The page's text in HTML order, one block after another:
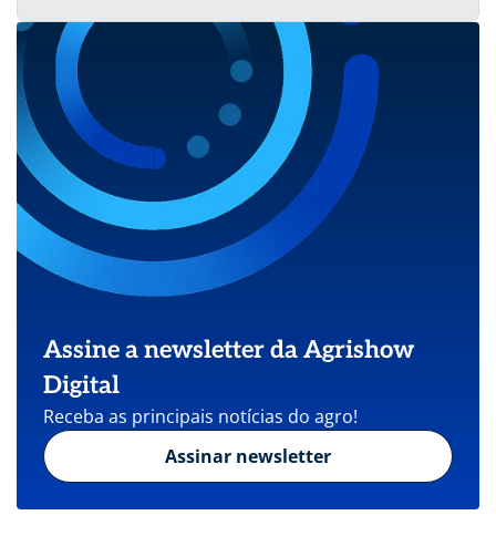
Assine a newsletter da Agrishow
Digital
Receba as principais notícias do agro!
Assinar newsletter